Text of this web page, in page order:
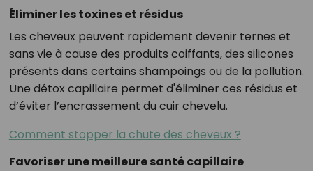
Éliminer les toxines et résidus
Les cheveux peuvent rapidement devenir ternes et
sans vie à cause des produits coiffants, des silicones
présents dans certains shampoings ou de la pollution.
Une détox capillaire permet d'éliminer ces résidus et
d’éviter l’encrassement du cuir chevelu.
Comment stopper la chute des cheveux ?
Favoriser une meilleure santé capillaire